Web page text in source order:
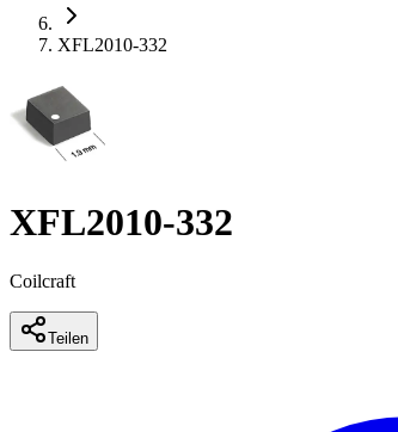
XFL2010-332
XFL2010-332
Coilcraft
Teilen